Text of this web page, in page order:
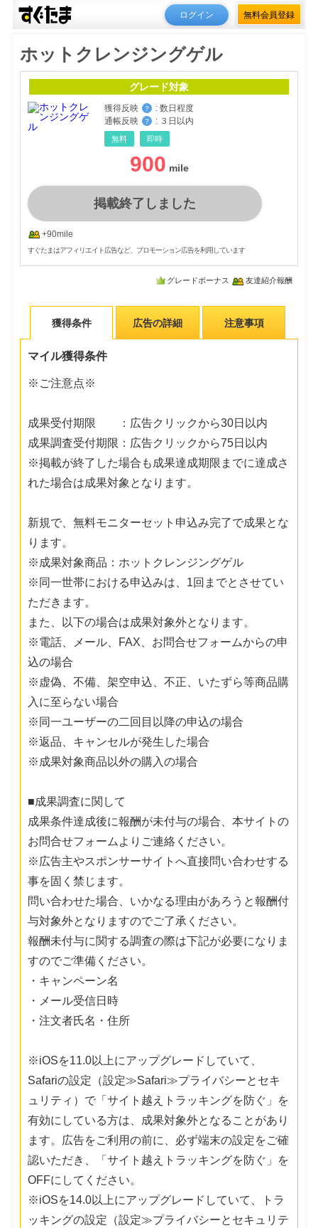
ログイン 無料会員登録
ホットクレンジングゲル
グレード対象
獲得反映 ？ : 数日程度
通帳反映
？ : ３日以内
無料 即時
900
掲載終了しました
+90mile
すぐたまはアフィリエイト広告など、プロモーション広告を利用しています
グレードボーナス 友達紹介報酬
獲得条件 広告の詳細 注意事項
マイル獲得条件
※ご注意点※
成果受付期限 ：広告クリックから30日以内
成果調査受付期限：広告クリックから75日以内
※掲載が終了した場合も成果達成期限までに達成さ
れた場合は成果対象となります。
新規で、無料モニターセット申込み完了で成果とな
ります。
※成果対象商品：ホットクレンジングゲル
※同一世帯における申込みは、1回までとさせてい
ただきます。
また、以下の場合は成果対象外となります。
※電話、メール、FAX、お問合せフォームからの申
込の場合
※虚偽、不備、架空申込、不正、いたずら等商品購
入に至らない場合
※同一ユーザーの二回目以降の申込の場合
※返品、キャンセルが発生した場合
※成果対象商品以外の購入の場合
■成果調査に関して
成果条件達成後に報酬が未付与の場合、本サイトの
お問合せフォームよりご連絡ください。
※広告主やスポンサーサイトへ直接問い合わせする
事を固く禁じます。
問い合わせた場合、いかなる理由があろうと報酬付
与対象外となりますのでご了承ください。
報酬未付与に関する調査の際は下記が必要になりま
すのでご準備ください。
・キャンペーン名
・メール受信日時
・注文者氏名・住所
※iOSを11.0以上にアップグレードしていて、
Safariの設定（設定≫Safari≫プライバシーとセキ
ュリティ）で「サイト越えトラッキングを防ぐ」を
有効にしている方は、成果対象外となることがあり
ます。広告をご利用の前に、必ず端末の設定をご確
認いただき、「サイト越えトラッキングを防ぐ」を
OFFにしてください。
※iOSを14.0以上にアップグレードしていて、トラ
ッキングの設定（設定≫プライバシーとセキュリテ